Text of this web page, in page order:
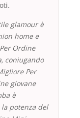
glamour è
home e
Ordine
coniugando
Per
giovane
è
potenza del